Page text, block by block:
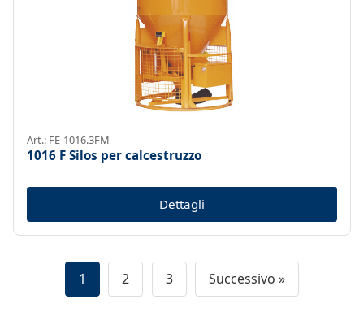
Art.: FE-1016.3FM
1016 F Silos per calcestruzzo
Dettagli
1 2 3 Successivo »